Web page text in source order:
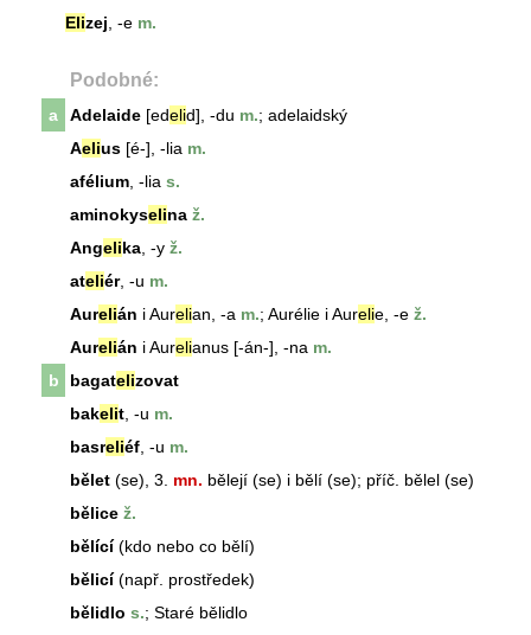
Elizej , -e m.
Podobné:
a Adelaide [edelid], -du m.; adelaidský
Aelius [é-], -lia m.
afélium , -lia s.
aminokyselina ž.
Angelika , -y ž.
ateliér, -u m.
Aurelián i Aurelian, -a m.; Aurélie i Aurelie, -e ž.
Aurelián i Aurelianus [-án-], -na m.
b
bagatelizovat
bakelit , -u m.
basreliéf , -u m.
bělet (se), 3. mn. bělejí (se) i bělí (se); příč. bělel (se)
bělice ž.
bělící(kdo nebo co bělí)
bělicí(např. prostředek)
bělidlo s.; Staré bělidlo